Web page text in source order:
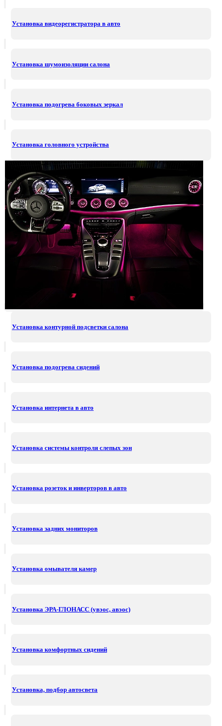
Установка видеорегистратора в авто
Установка шумоизоляции салона
Установка подогрева боковых зеркал
Установка головного устройства
Установка контурной подсветки салона
Установка подогрева сидений
Установка интернета в авто
Установка системы контроля слепых зон
Установка розеток и инверторов в авто
Установка задних мониторов
Установка омывателя камер
Установка ЭРА-ГЛОНАСС (увэос, авэос)
Установка комфортных сидений
Установка, подбор автосвета